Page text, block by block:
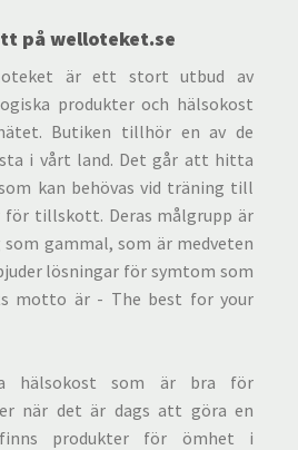
på welloteket.se
är ett stort utbud av
produkter och hälsokost
Butiken tillhör en av de
i vårt land. Det går att hitta
kan behövas vid träning till
för tillskott. Deras målgrupp är
gammal, som är medveten
lösningar för symtom som
motto är - The best for your
hälsokost som är bra för
när det är dags att göra en
finns produkter för ömhet i